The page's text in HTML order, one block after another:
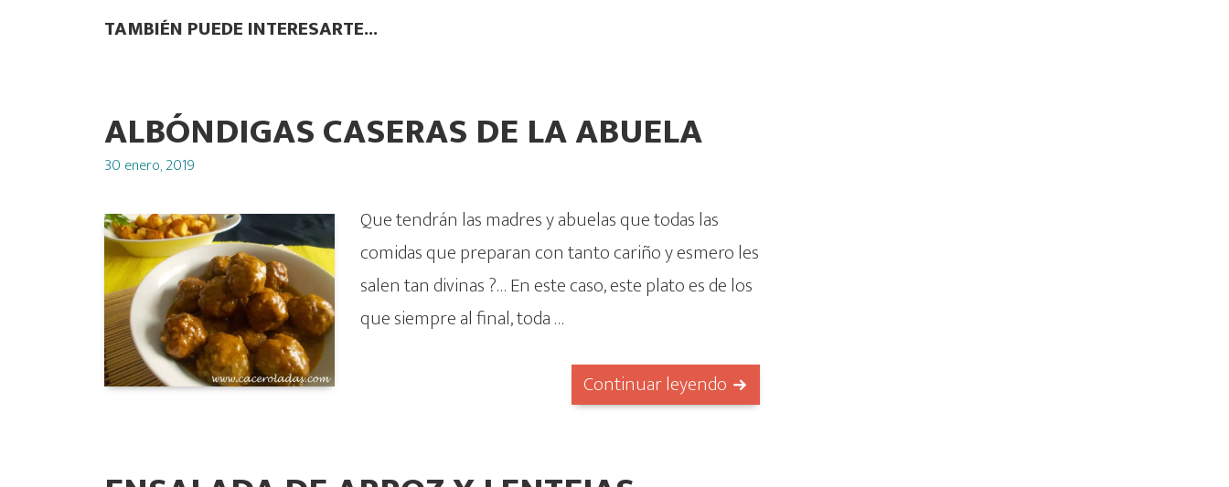
TAMBIÉN PUEDE INTERESARTE...
ALBÓNDIGAS CASERAS DE LA ABUELA
Posted
30 enero, 2019
Que tendrán las madres y abuelas que todas las
comidas que preparan con tanto cariño y esmero les
salen tan divinas ?… En este caso, este plato es de los
que siempre al final, toda …
Continuar leyendo